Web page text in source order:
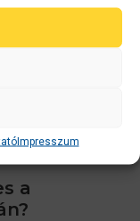
Impresszum
a